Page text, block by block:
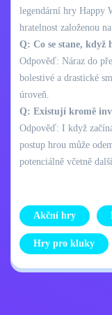
legendární hry Happy
hratelnost založenou
Q: Co se stane, když
Odpověď: Náraz do
bolestivé a drastické
úroveň.
Q: Existují kromě
Odpověď: I když
postup hrou může
potenciálně včetně
Akční hry
Hry pro kluky